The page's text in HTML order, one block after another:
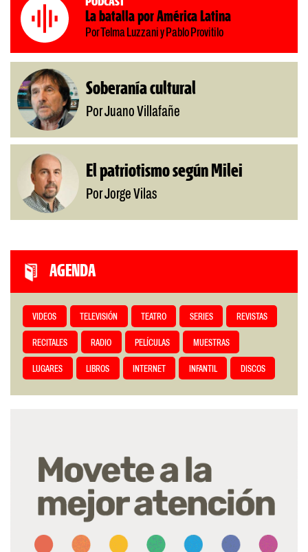
La batalla por América Latina
Por Telma Luzzani y Pablo Provitilo
Soberanía cultural
Por Juano Villafañe
El patriotismo según Milei
Por Jorge Vilas
AGENDA
VIDEOS TELEVISIÓN TEATRO SERIES REVISTAS
RECITALES RADIO PELÍCULAS MUESTRAS
LUGARES LIBROS INTERNET INFANTIL DISCOS